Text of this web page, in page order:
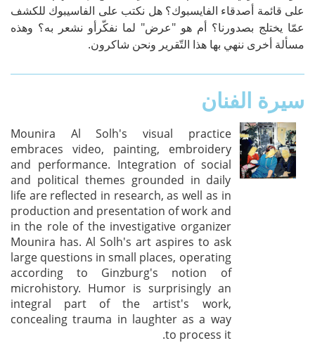
على قائمة أصدقاء الفايسبوك؟ هل نكتب على الفاسيبوك للكشف
عمّا يختلج بصدورنا؟ أم هو "عرض" لما نفكّرأو نشعر به؟ وهذه
مسألة أخرى ننهي بها هذا التّقرير ونحن شاكرون.
سيرة الفنان
Mounira Al Solh's visual practice
embraces video, painting, embroidery
and performance. Integration of social
and political themes grounded in daily
life are reflected in research, as well as in
production and presentation of work and
in the role of the investigative organizer
Mounira has. Al Solh's art aspires to ask
large questions in small places, operating
according to Ginzburg's notion of
microhistory. Humor is surprisingly an
integral part of the artist's work,
concealing trauma in laughter as a way
to process it.